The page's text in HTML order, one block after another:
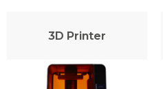
3D Printer